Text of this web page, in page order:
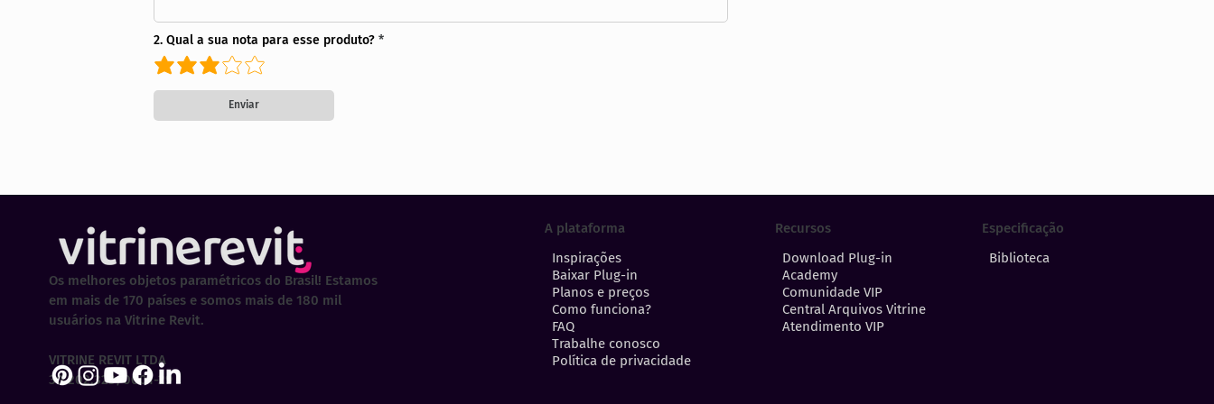
2. Qual a sua nota para esse produto?
Enviar
A plataforma
Inspirações
Baixar Plug-in
Planos e preços
Como funciona?
FAQ
Trabalhe conosco
Política de privacidade
Recursos
Download Plug-in
Academy
Comunidade VIP
Central Arquivos Vitrine
Atendimento VIP
Especificação
Biblioteca
Os melhores objetos paramétricos do Brasil! Estamos
em mais de 170 países e somos mais de 180 mil
usuários na Vitrine Revit.
VITRINE REVIT LTDA
30.202.323/0001-29